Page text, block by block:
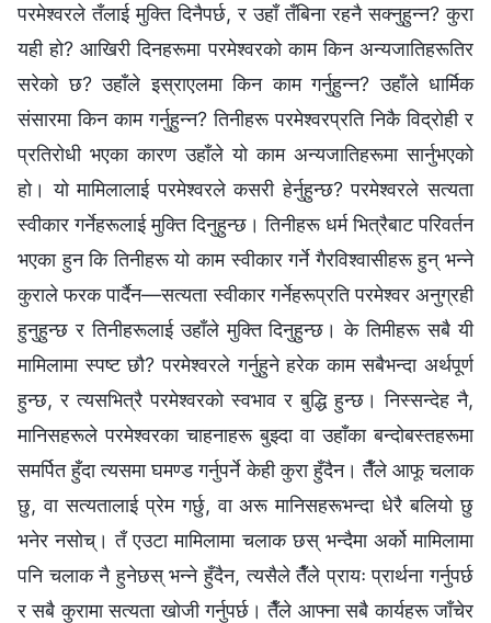
परमेश्‍वरले तँलाई मुक्ति दिनैपर्छ, र उहाँ तँबिना रहनै सक्नुहुन्न? कुरा
यही हो? आखिरी दिनहरूमा परमेश्‍वरको काम किन अन्यजातिहरूतिर
सरेको छ? उहाँले इस्राएलमा किन काम गर्नुहुन्न? उहाँले धार्मिक
संसारमा किन काम गर्नुहुन्न? तिनीहरू परमेश्‍वरप्रति निकै विद्रोही र
प्रतिरोधी भएका कारण उहाँले यो काम अन्यजातिहरूमा सार्नुभएको
हो। यो मामिलालाई परमेश्‍वरले कसरी हेर्नुहुन्छ? परमेश्‍वरले सत्यता
स्वीकार गर्नेहरूलाई मुक्ति दिनुहुन्छ। तिनीहरू धर्म भित्रैबाट परिवर्तन
भएका हुन कि तिनीहरू यो काम स्वीकार गर्ने गैरविश्‍वासीहरू हुन् भन्‍ने
कुराले फरक पार्दैन—सत्यता स्वीकार गर्नेहरूप्रति परमेश्‍वर अनुग्रही
हुनुहुन्छ र तिनीहरूलाई उहाँले मुक्ति दिनुहुन्छ। के तिमीहरू सबै यी
मामिलामा स्पष्ट छौ? परमेश्‍वरले गर्नुहुने हरेक काम सबैभन्दा अर्थपूर्ण
हुन्छ, र त्यसभित्रै परमेश्‍वरको स्वभाव र बुद्धि हुन्छ। निस्सन्देह नै,
मानिसहरूले परमेश्‍वरका चाहनाहरू बुझ्दा वा उहाँका बन्दोबस्तहरूमा
समर्पित हुँदा त्यसमा घमण्ड गर्नुपर्ने केही कुरा हुँदैन। तैँले आफू चलाक
छु, वा सत्यतालाई प्रेम गर्छु, वा अरू मानिसहरूभन्दा धेरै बलियो छु
भनेर नसोच्। तँ एउटा मामिलामा चलाक छस् भन्दैमा अर्को मामिलामा
पनि चलाक नै हुनेछस् भन्‍ने हुँदैन, त्यसैले तैँले प्रायः प्रार्थना गर्नुपर्छ
र सबै कुरामा सत्यता खोजी गर्नुपर्छ। तैँले आफ्ना सबै कार्यहरू जाँचेर